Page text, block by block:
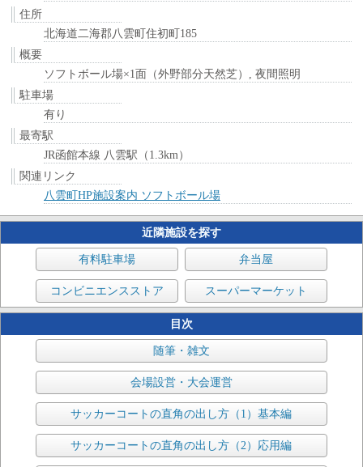
住所
北海道二海郡八雲町住初町185
概要
ソフトボール場×1面（外野部分天然芝）, 夜間照明
駐車場
有り
最寄駅
JR函館本線 八雲駅（1.3km）
関連リンク
八雲町HP施設案内 ソフトボール場
近隣施設を探す
有料駐車場 弁当屋
コンビニエンスストア スーパーマーケット
目次
随筆・雑文
会場設営・大会運営
サッカーコートの直角の出し方（1）基本編
サッカーコートの直角の出し方（2）応用編